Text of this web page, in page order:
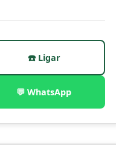
☎️ Ligar
💬 WhatsApp